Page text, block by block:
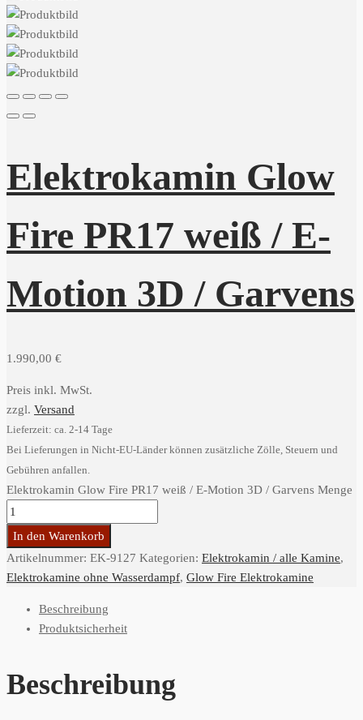
Elektrokamin Glow
Fire PR17 weiß / E-
Motion 3D / Garvens
1.990,00 €
Preis inkl. MwSt.
zzgl. Versand
Lieferzeit: ca. 2-14 Tage
Bei Lieferungen in Nicht-EU-Länder können zusätzliche Zölle, Steuern und
Gebühren anfallen.
Elektrokamin Glow Fire PR17 weiß / E-Motion 3D / Garvens Menge
In den Warenkorb
Artikelnummer: EK-9127 Kategorien: Elektrokamin / alle Kamine,
Elektrokamine ohne Wasserdampf, Glow Fire Elektrokamine
Beschreibung
Produktsicherheit
Beschreibung